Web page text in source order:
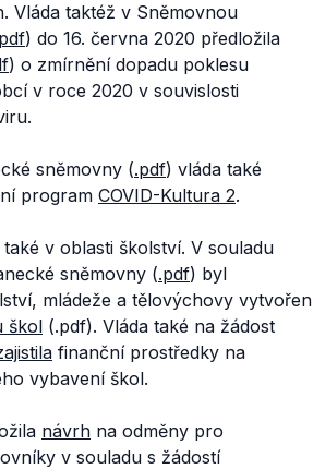
Vláda taktéž v Sněmovnou
) do 16. června 2020 předložila
) o zmírnění dopadu poklesu
v roce 2020 v souvislosti
sněmovny (.pdf) vláda také
program COVID-Kultura 2.
v oblasti školství. V souladu
sněmovny (.pdf) byl
mládeže a tělovýchovy vytvořen
škol (.pdf). Vláda také na žádost
finanční prostředky na
vybavení škol.
návrh na odměny pro
v souladu s žádostí